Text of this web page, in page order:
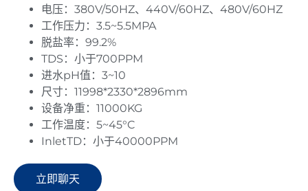
电压：380V/50HZ、440V/60HZ、480V/60HZ
工作压力：3.5~5.5MPA
脱盐率：99.2%
TDS：小于700PPM
进水pH值：3~10
尺寸：11998*2330*2896mm
设备净重：11000KG
工作温度：5~45°C
InletTD：小于40000PPM
立即聊天